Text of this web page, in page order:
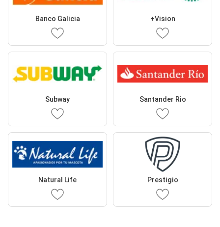
Banco Galicia +Vision
Subway Santander Rio
Natural Life Prestigio